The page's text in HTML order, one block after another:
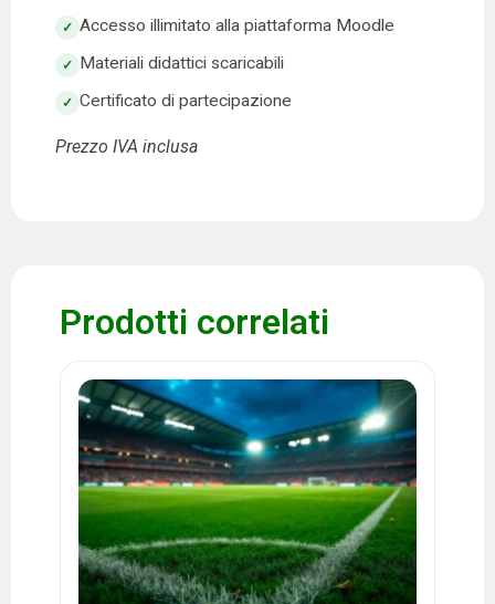
Accesso illimitato alla piattaforma Moodle
Materiali didattici scaricabili
Certificato di partecipazione
Prezzo IVA inclusa
Prodotti correlati